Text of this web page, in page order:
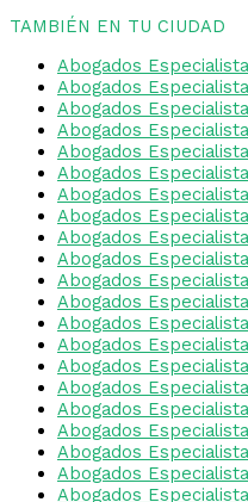
TAMBIÉN EN TU CIUDAD
Abogados
Abogados
Abogados
Abogados
Abogados
Abogados
Abogados
Abogados
Abogados
Abogados
Abogados
Abogados
Abogados
Abogados
Abogados
Abogados
Abogados
Abogados
Abogados
Abogados
Abogados